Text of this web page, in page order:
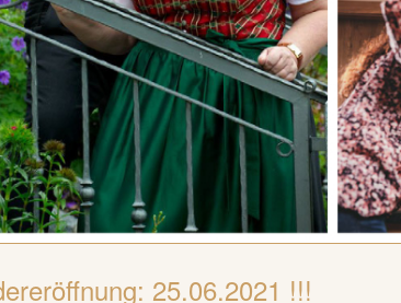
25.06.2021 !!!